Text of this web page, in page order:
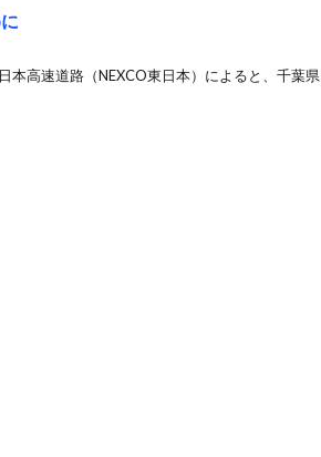
高速道路（NEXCO東日本）によると、千葉県